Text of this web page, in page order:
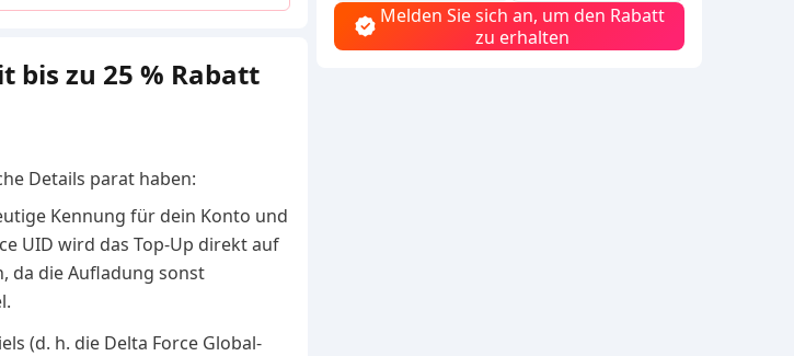
Melden Sie sich an, um den Rabatt
zu erhalten
bis zu 25 % Rabatt
Details parat haben:
Kennung für dein Konto und
UID wird das Top-Up direkt auf
da die Aufladung sonst
(d. h. die Delta Force Global-